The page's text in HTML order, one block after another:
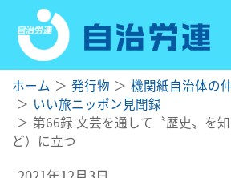
ホーム 発行物
機関紙自治体の
いい旅ニッポン見聞録
第66録 文芸を通して〝歴史〟を
ど）に立つ